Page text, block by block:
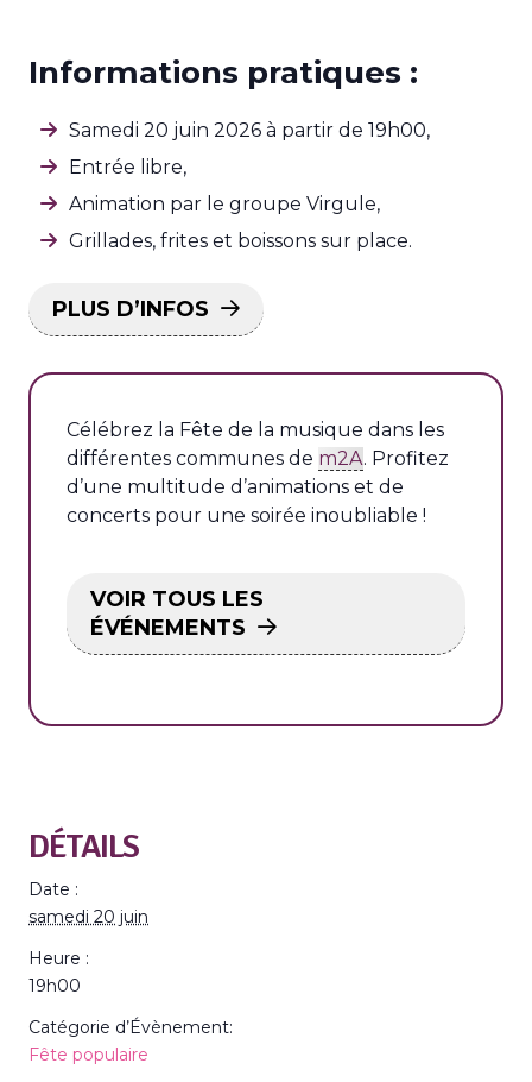
Informations pratiques :
Samedi 20 juin 2026 à partir de 19h00,
Entrée libre,
Animation par le groupe Virgule,
Grillades, frites et boissons sur place.
PLUS D’INFOS
Célébrez la Fête de la musique dans les
différentes communes de m2A. Profitez
d’une multitude d’animations et de
concerts pour une soirée inoubliable !
VOIR TOUS LES
ÉVÉNEMENTS
DÉTAILS
Date :
samedi 20 juin
Heure :
19h00
Catégorie d’Évènement:
Fête populaire